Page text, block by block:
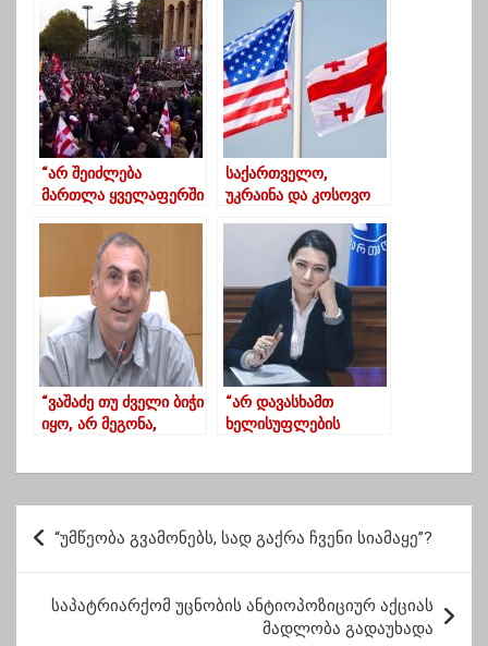
სამარცხვინო
ამერიკელი დიპლომა
ტისგან“
“არ შეიძლება
მართლა ყველაფერში
სუბარი ოპოზიციაზე
საქართველო,
უკრაინა და კოსოვო
ქვეყანაა, რომელსაც
ვაქცინას გადავცემთ —
აშშ
“ვაშაძე თუ ძველი ბიჭი
იყო, არ მეგონა,
“არ დავასხამთ
ხელისუფლების
გამოვიყვანთ”
“უმწეობა გვამონებს, სად გაქრა ჩვენი სიამაყე”?
საპატრიარქომ უცნობის ანტიოპოზიციურ აქციას
მადლობა გადაუხადა